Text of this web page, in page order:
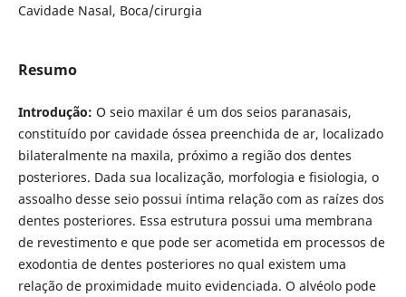
Cavidade Nasal, Boca/cirurgia
Resumo
Introdução: O seio maxilar é um dos seios paranasais,
constituído por cavidade óssea preenchida de ar, localizado
bilateralmente na maxila, próximo a região dos dentes
posteriores. Dada sua localização, morfologia e fisiologia, o
assoalho desse seio possui íntima relação com as raízes dos
dentes posteriores. Essa estrutura possui uma membrana
de revestimento e que pode ser acometida em processos de
exodontia de dentes posteriores no qual existem uma
relação de proximidade muito evidenciada. O alvéolo pode